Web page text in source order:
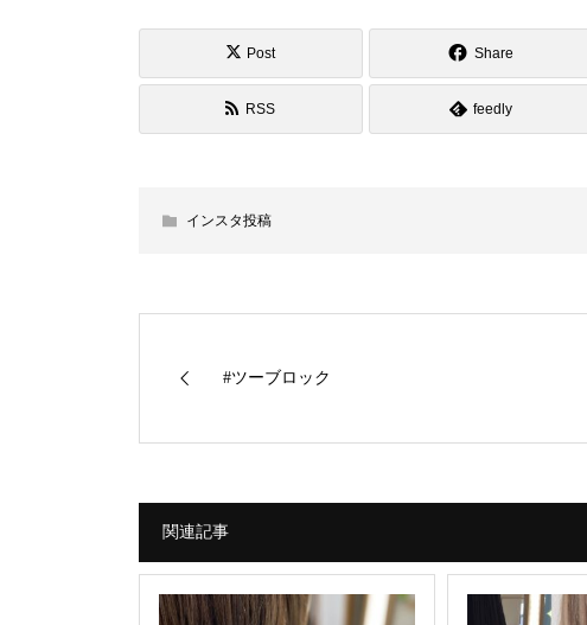
Post Share
RSS feedly
インスタ投稿
#ツーブロック
関連記事